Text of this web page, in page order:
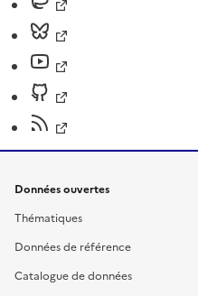
Données ouvertes
Thématiques
Données de référence
Catalogue de données